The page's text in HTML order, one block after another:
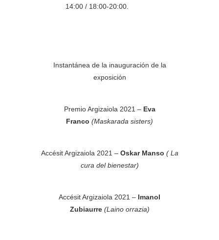
14:00 / 18:00-20:00.
Instantánea de la inauguración de la
exposición
Premio Argizaiola 2021 – Eva
Franco (Maskarada sisters)
Accésit Argizaiola 2021 – Oskar Manso ( La
cura del bienestar)
Accésit Argizaiola 2021 – Imanol
Zubiaurre (Laino orrazia)